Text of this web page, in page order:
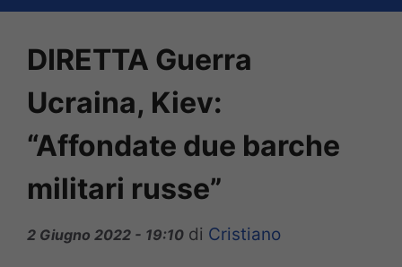
DIRETTA Guerra
Ucraina, Kiev:
“Affondate due barche
militari russe”
2 Giugno 2022 - 19:10 di Cristiano